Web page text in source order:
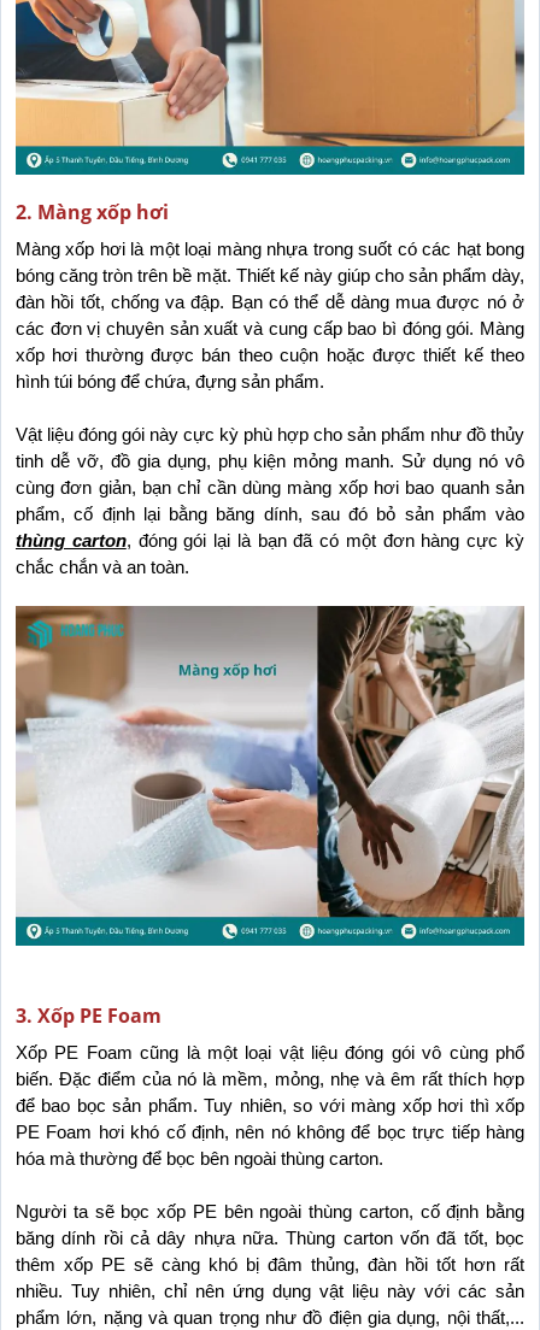
2. Màng xốp hơi
Màng xốp hơi là một loại màng nhựa trong suốt có các hạt bong
bóng căng tròn trên bề mặt. Thiết kế này giúp cho sản phẩm dày,
đàn hồi tốt, chống va đập. Bạn có thể dễ dàng mua được nó ở
các đơn vị chuyên sản xuất và cung cấp bao bì đóng gói. Màng
xốp hơi thường được bán theo cuộn hoặc được thiết kế theo
hình túi bóng để chứa, đựng sản phẩm.
Vật liệu đóng gói này cực kỳ phù hợp cho sản phẩm như đồ thủy
tinh dễ vỡ, đồ gia dụng, phụ kiện mỏng manh. Sử dụng nó vô
cùng đơn giản, bạn chỉ cần dùng màng xốp hơi bao quanh sản
thùng carton, đóng gói lại là bạn đã có một đơn hàng cực kỳ
chắc chắn và an toàn.
3. Xốp PE Foam
Xốp PE Foam cũng là một loại vật liệu đóng gói vô cùng phổ
biến. Đặc điểm của nó là mềm, mỏng, nhẹ và êm rất thích hợp
để bao bọc sản phẩm. Tuy nhiên, so với màng xốp hơi thì xốp
PE Foam hơi khó cố định, nên nó không để bọc trực tiếp hàng
hóa mà thường để bọc bên ngoài thùng carton.
Người ta sẽ bọc xốp PE bên ngoài thùng carton, cố định bằng
băng dính rồi cả dây nhựa nữa. Thùng carton vốn đã tốt, bọc
thêm xốp PE sẽ càng khó bị đâm thủng, đàn hồi tốt hơn rất
nhiều. Tuy nhiên, chỉ nên ứng dụng vật liệu này với các sản
phẩm lớn, nặng và quan trọng như đồ điện gia dụng, nội thất,...